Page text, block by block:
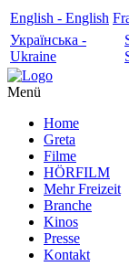
English - English
Українська -
Ukraine
Menü
Home
Greta
Filme
HÖRFILM
Mehr Freizeit
Branche
Kinos
Presse
Kontakt